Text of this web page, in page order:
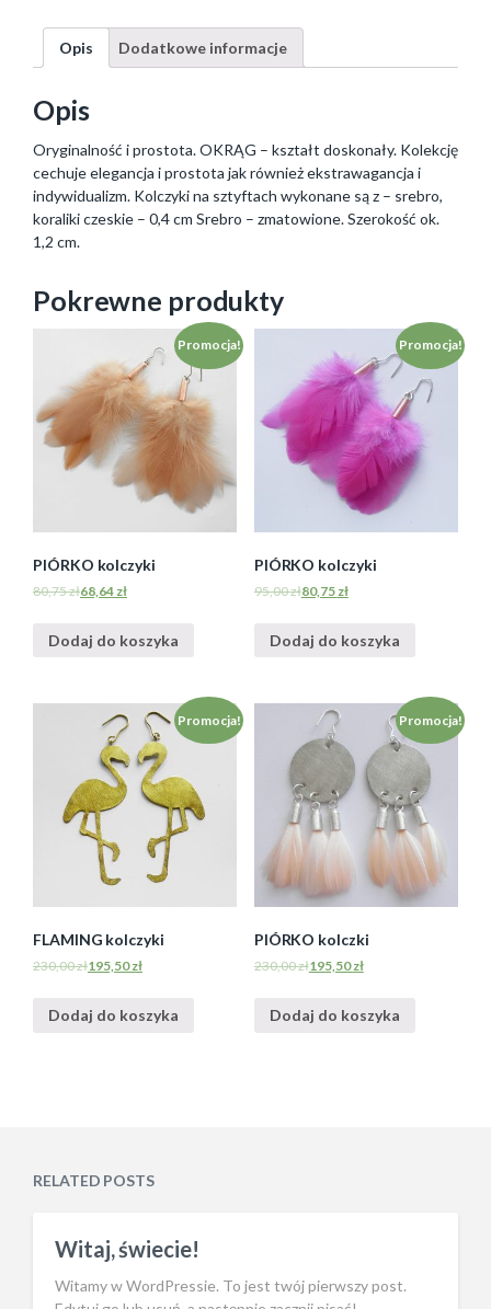
Opis Dodatkowe informacje
Opis
Oryginalność i prostota. OKRĄG – kształt doskonały. Kolekcję
cechuje elegancja i prostota jak również ekstrawagancja i
indywidualizm. Kolczyki na sztyftach wykonane są z – srebro,
koraliki czeskie – 0,4 cm Srebro – zmatowione. Szerokość ok.
1,2 cm.
Pokrewne produkty
Promocja!
PIÓRKO kolczyki
80,75zł68,64 zł
Dodaj do koszyka
Promocja!
PIÓRKO kolczyki
95,00zł80,75 zł
Dodaj do koszyka
Promocja!
FLAMING kolczyki
230,00zł195,50zł
Dodaj do koszyka
Promocja!
PIÓRKO kolczki
230,00zł195,50zł
Dodaj do koszyka
RELATED POSTS
Witaj, świecie!
Witamy w WordPressie. To jest twój pierwszy post.